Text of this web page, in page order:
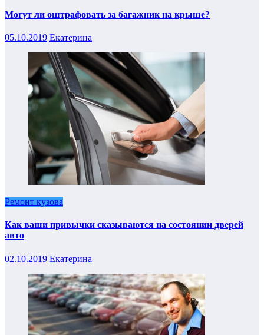
Могут ли оштрафовать за багажник на крыше?
05.10.2019 Екатерина
Ремонт кузова
Как ваши привычки сказываются на состоянии дверей
авто
02.10.2019 Екатерина